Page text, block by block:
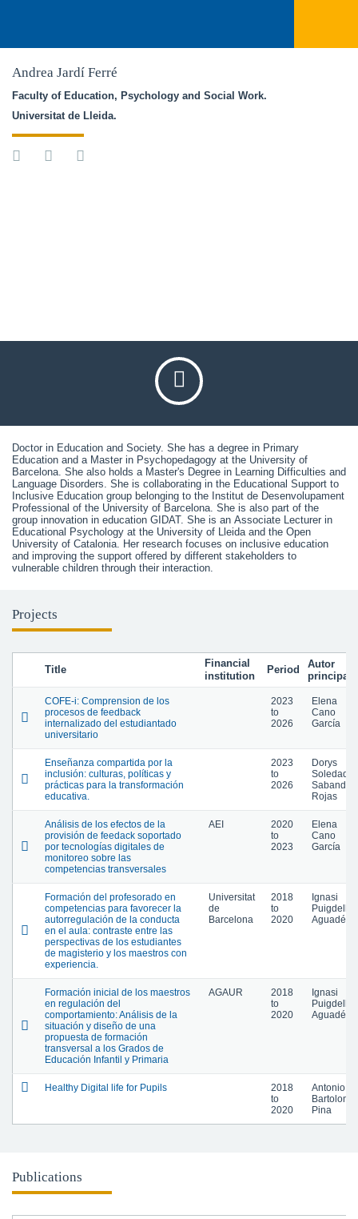
Andrea Jardí Ferré
Faculty of Education, Psychology and Social Work.
Universitat de Lleida.
Doctor in Education and Society. She has a degree in Primary
Education and a Master in Psychopedagogy at the University of
Barcelona. She also holds a Master's Degree in Learning Difficulties and
Language Disorders. She is collaborating in the Educational Support to
Inclusive Education group belonging to the Institut de Desenvolupament
Professional of the University of Barcelona. She is also part of the
group innovation in education GIDAT. She is an Associate Lecturer in
Educational Psychology at the University of Lleida and the Open
University of Catalonia. Her research focuses on inclusive education
and improving the support offered by different stakeholders to
vulnerable children through their interaction.
Projects
Title
Financial
institution
Period
Autor
principal
COFE-i: Comprension de los
procesos de feedback
internalizado del estudiantado
universitario
2023
to
2026
Elena
Cano
García
Enseñanza compartida por la
inclusión: culturas, políticas y
prácticas para la transformación
educativa.
2023
to
2026
Dorys
Soledad
Sabando
Rojas
Análisis de los efectos de la
provisión de feedack soportado
por tecnologías digitales de
monitoreo sobre las
competencias transversales
AEI
2020
to
2023
Elena
Cano
García
Formación del profesorado en
competencias para favorecer la
autorregulación de la conducta
en el aula: contraste entre las
perspectivas de los estudiantes
de magisterio y los maestros con
experiencia.
Universitat
de
Barcelona
2018
to
2020
Ignasi
Aguadé
Formación inicial de los maestros
en regulación del
comportamiento: Análisis de la
situación y diseño de una
propuesta de formación
transversal a los Grados de
Educación Infantil y Primaria
AGAUR
2018
to
2020
Ignasi
Aguadé
Healthy Digital life for Pupils
2018
to
2020
Antonio R.
Bartolomé
Pina
Publications